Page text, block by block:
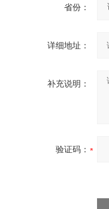
省份：
详细地址：
补充说明：
验证码：